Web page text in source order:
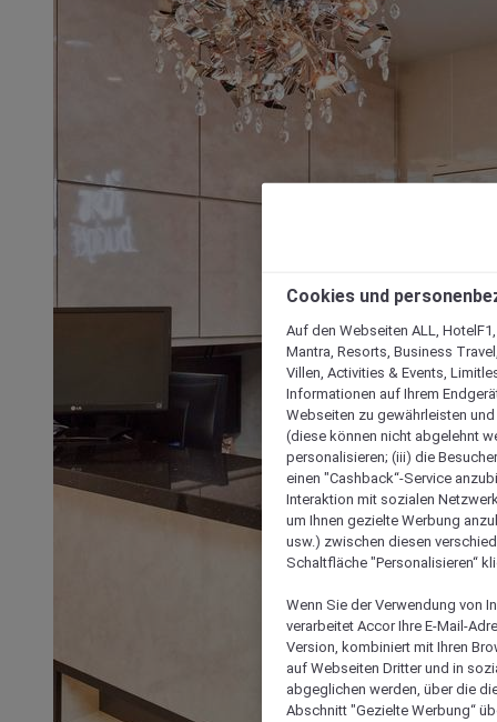
Cookies und
Auf den Webseiten ALL,
Mantra, Resorts, Business
Villen, Activities & Events,
Informationen auf Ihrem
Webseiten zu gewährleisten
(diese können nicht abgelehnt
personalisieren; (iii) die
einen "Cashback“-Service
Interaktion mit sozialen
um Ihnen gezielte Werbung
usw.) zwischen diesen
Schaltfläche "Personalisieren“
Wenn Sie der Verwendung von
verarbeitet Accor Ihre E-Mail-
Version, kombiniert mit Ihren
auf Webseiten Dritter und in
abgeglichen werden, über die
Abschnitt "Gezielte Werbung“